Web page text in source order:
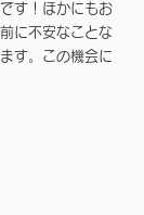
す！ほかにもお
に不安なことな
す。この機会に